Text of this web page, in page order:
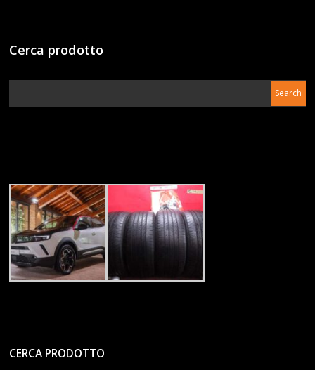
Cerca prodotto
CERCA PRODOTTO